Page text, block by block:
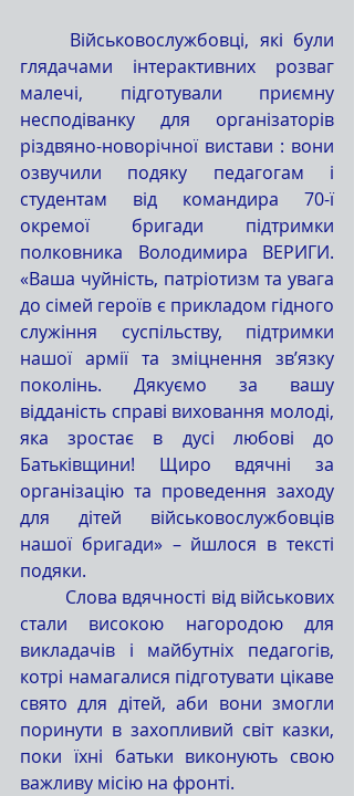
глядачами інтерактивних розваг
малечі, підготували приємну
несподіванку для організаторів
різдвяно-новорічної вистави : вони
озвучили подяку педагогам і
студентам від командира 70-ї
окремої бригади підтримки
полковника Володимира ВЕРИГИ.
«Ваша чуйність, патріотизм та увага
до сімей героїв є прикладом гідного
служіння суспільству, підтримки
нашої армії та зміцнення зв’язку
поколінь. Дякуємо за вашу
відданість справі виховання молоді,
яка зростає в дусі любові до
Батьківщини! Щиро вдячні за
організацію та проведення заходу
для дітей військовослужбовців
нашої бригади» – йшлося в тексті
подяки.
стали високою нагородою для
викладачів і майбутніх педагогів,
котрі намагалися підготувати цікаве
свято для дітей, аби вони змогли
поринути в захопливий світ казки,
поки їхні батьки виконують свою
важливу місію на фронті.